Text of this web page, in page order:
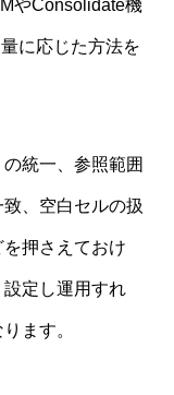
やConsolidate機
に応じた方法を
統一、参照範囲
、空白セルの扱
押さえておけ
定し運用すれ
ます。